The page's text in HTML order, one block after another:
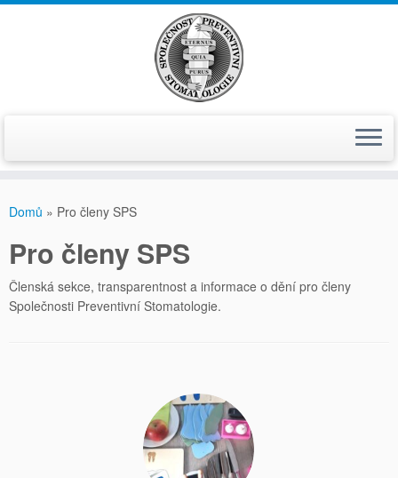
Domů » Pro členy SPS
Pro členy SPS
Členská sekce, transparentnost a informace o dění pro členy
Společnosti Preventivní Stomatologie.